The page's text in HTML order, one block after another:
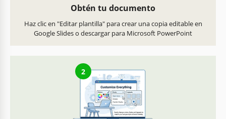
Obtén tu documento
Haz clic en "Editar plantilla" para crear una copia editable en
Google Slides o descargar para Microsoft PowerPoint
2